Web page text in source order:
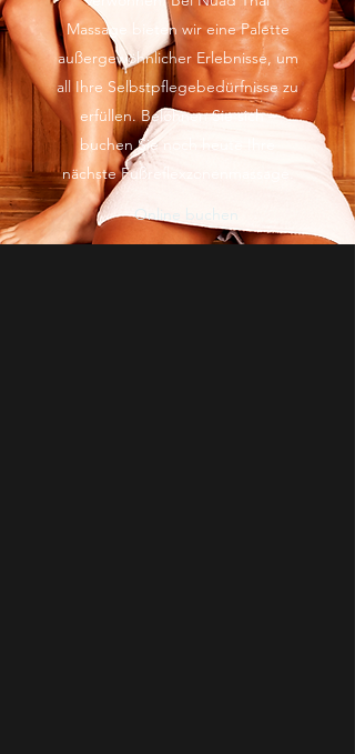
Massage bieten wir eine Palette
außergewöhnlicher Erlebnisse, um
all Ihre Selbstpflegebedürfnisse zu
erfüllen. Belohnen Sie sich –
buchen Sie noch heute Ihre
nächste Fußreflexzonenmassage.
Online buchen